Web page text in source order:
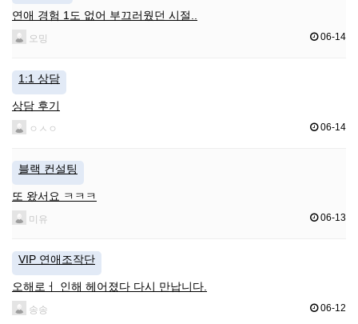
연애 경험 1도 없어 부끄러웠던 시절..
오밍 06-14
1:1 상담
상담 후기
ㅇㅅㅇ 06-14
블랙 컨설팅
또 왔서요 ㅋㅋㅋ
미유 06-13
VIP 연애조작단
오해로ㅓ 인해 헤어졌다 다시 만납니다.
송송 06-12